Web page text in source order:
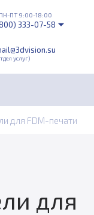
услуг)
ПН-ПТ 9:00-18:00
333-07-58
для FDM-печати
для